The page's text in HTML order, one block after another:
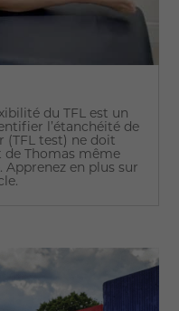
du TFL est un
l’étanchéité de
(TFL test) ne doit
de Thomas même
Apprenez en plus sur